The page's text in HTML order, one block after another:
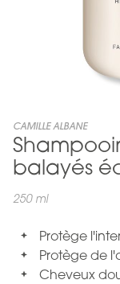
Skip
the
beginning
the
gallery
CAMILLE ALBANE
balayés
250 ml
Protège
Protège de
Cheveux